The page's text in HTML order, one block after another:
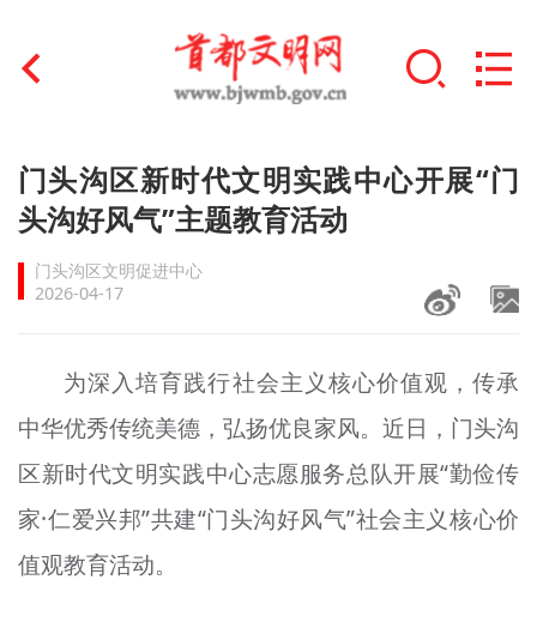
首页
文明创建
文明实践
未成年人思想道德建设
榜样人物
+
身边好人
文明评论
门头沟区新时代文明实践中心开展“门
头沟好风气”主题教育活动
门头沟区文明促进中心
2026-04-17
为深入培育践行社会主义核心价值观，传承
中华优秀传统美德，弘扬优良家风。近日，门头沟
区新时代文明实践中心志愿服务总队开展“勤俭传
家·仁爱兴邦”共建“门头沟好风气”社会主义核心价
值观教育活动。